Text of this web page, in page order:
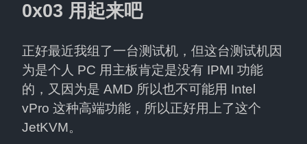
0x03 用起来吧
正好最近我组了一台测试机，但这台测试机因
为是个人 PC 用主板肯定是没有 IPMI 功能
的，又因为是 AMD 所以也不可能用 Intel
vPro 这种高端功能，所以正好用上了这个
JetKVM。